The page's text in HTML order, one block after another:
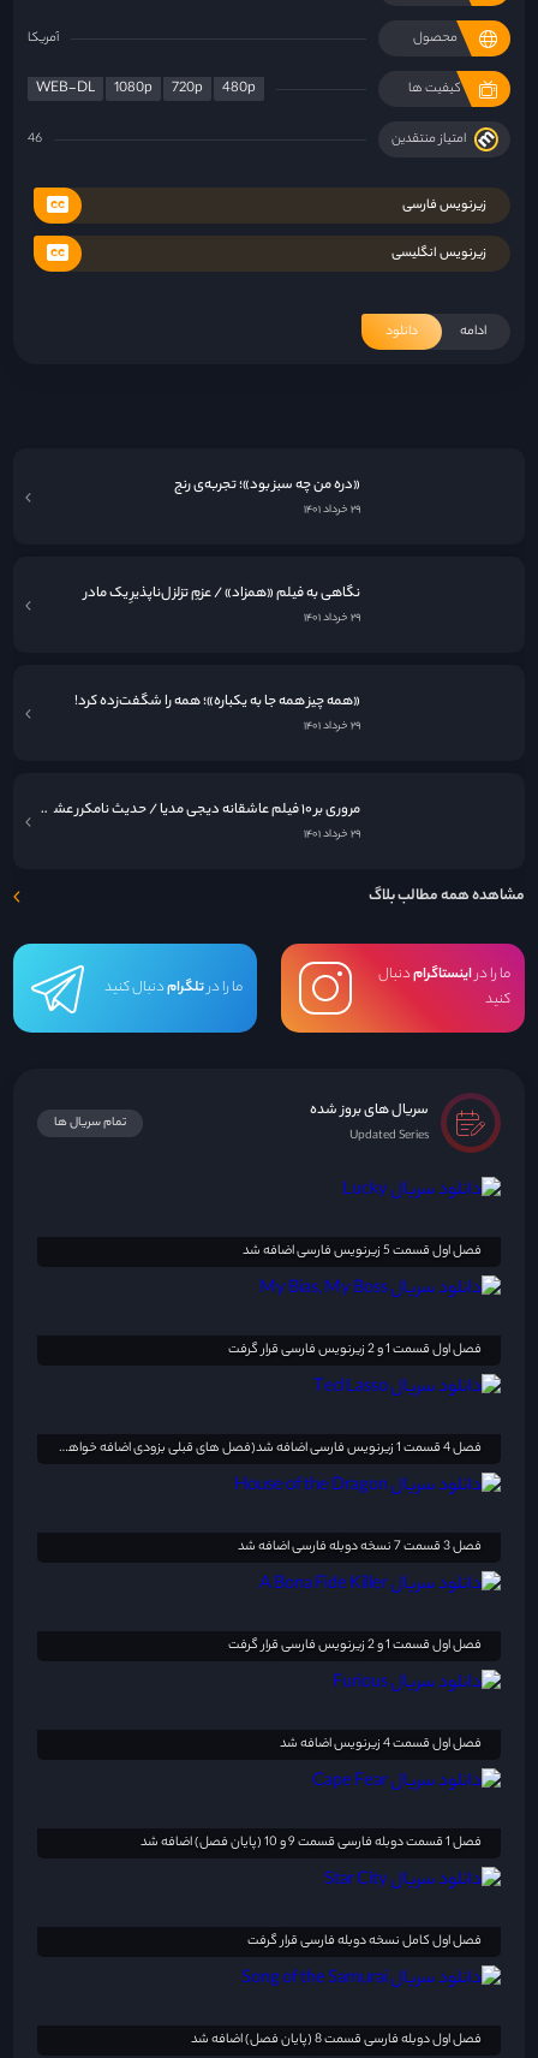
محصول آمریکا
کیفیت ها WEB-DL 1080p 720p 480p
امتیاز منتقدین 46
زیرنویس فارسی
زیرنویس انگلیسی
ادامه دانلود
«دره من چه سبز بود»؛ تجربه‌ی رنج
۲۹ خرداد ۱۴۰۱
نگاهی به فيلم «همزاد» / عزمِ تزلزل‌ناپذیرِ یک مادر
۲۹ خرداد ۱۴۰۱
«همه چیز همه جا به یکباره»؛ همه را شگفت‌زده کرد!
۲۹ خرداد ۱۴۰۱
مروری بر ۱۰ فیلم عاشقانه دیجی مدیا / حدیث نامکرر عشق در قاب سینما
۲۹ خرداد ۱۴۰۱
مشاهده همه مطالب بلاگ
ما را دراینستاگرامدنبال
کنید
ما را درتلگرامدنبال کنید
سریال های بروز شده
Updated Series
تمام سریال ها
فصل اول قسمت 5 زیرنویس فارسی اضافه شد
فصل اول قسمت 1 و 2 زیرنویس فارسی قرار گرفت
فصل 4 قسمت 1 زیرنویس فارسی اضافه شد(فصل های قبلی بزودی اضافه خواهد شد)
فصل 3 قسمت 7 نسخه دوبله فارسی اضافه شد
فصل اول قسمت 1 و 2 زیرنویس فارسی قرار گرفت
فصل اول قسمت 4 زیرنویس اضافه شد
فصل 1 قسمت دوبله فارسی قسمت 9 و 10 (پایان فصل) اضافه شد
فصل اول کامل نسخه دوبله فارسی قرار گرفت
فصل اول دوبله فارسی قسمت 8 (پایان فصل) اضافه شد